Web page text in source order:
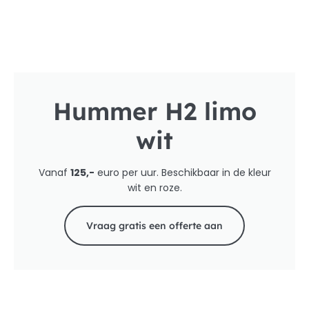
Hummer H2 limo
wit
Vanaf 125,- euro per uur. Beschikbaar in de kleur
wit en roze.
Vraag gratis een offerte aan